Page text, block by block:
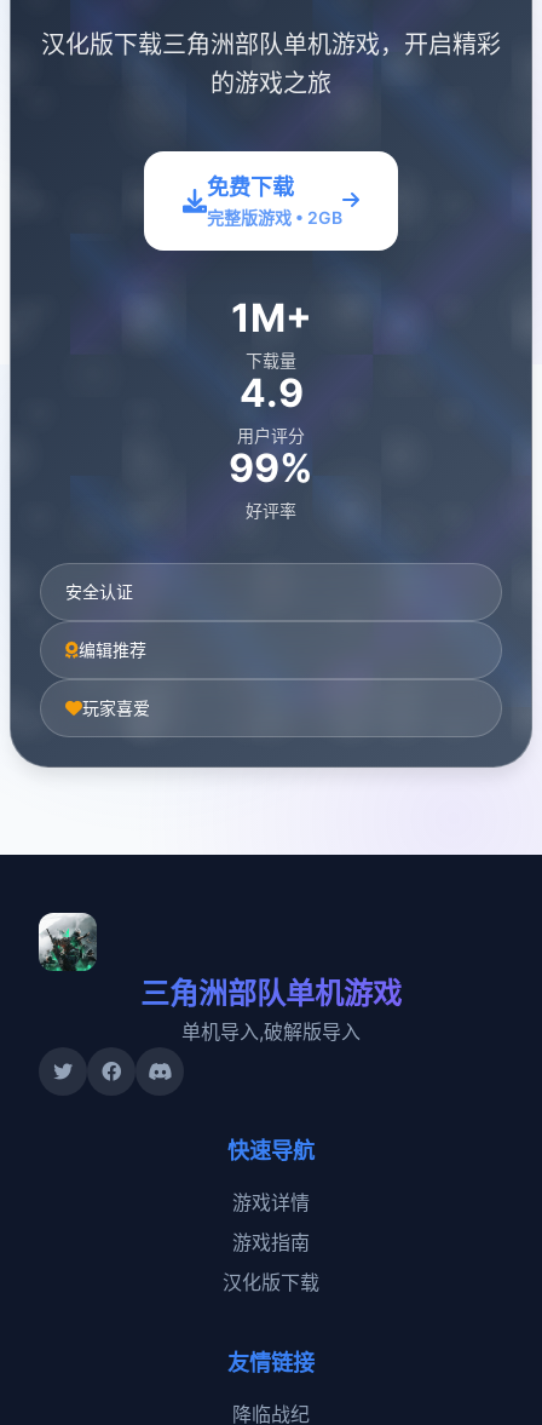
汉化版下载三角洲部队单机游戏，开启精彩
的游戏之旅
免费下载
完整版游戏 • 2GB
1M+
下载量
4.9
用户评分
99%
好评率
安全认证
编辑推荐
玩家喜爱
三角洲部队单机游戏
单机导入,破解版导入
快速导航
游戏详情
游戏指南
汉化版下载
友情链接
降临战纪